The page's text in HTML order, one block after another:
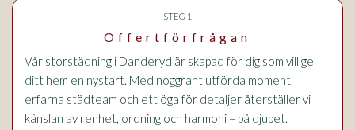
STEG 1
Offertförfrågan
Vår storstädning i Danderyd är skapad för dig som vill ge
ditt hem en nystart. Med noggrant utförda moment,
erfarna städteam och ett öga för detaljer återställer vi
känslan av renhet, ordning och harmoni – på djupet.